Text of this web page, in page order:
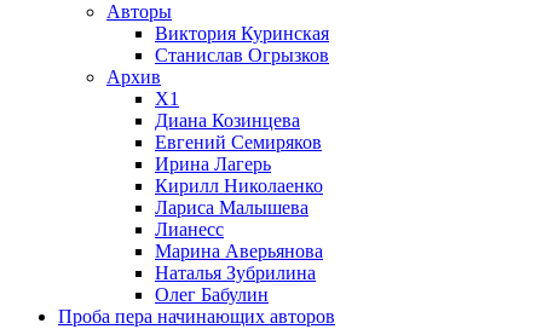
Авторы
Виктория Куринская
Станислав Огрызков
Архив
X1
Диана Козинцева
Евгений Семиряков
Ирина Лагерь
Кирилл Николаенко
Лариса Малышева
Лианесс
Марина Аверьянова
Наталья Зубрилина
Олег Бабулин
Проба пера начинающих авторов